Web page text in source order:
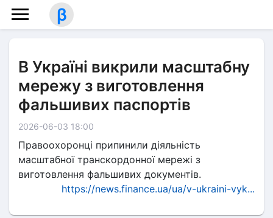
β
В Україні викрили масштабну
мережу з виготовлення
фальшивих паспортів
2026-06-03 18:00
Правоохоронці припинили діяльність
масштабної транскордонної мережі з
виготовлення фальшивих документів.
https://news.finance.ua/ua/v-ukraini-vyk...